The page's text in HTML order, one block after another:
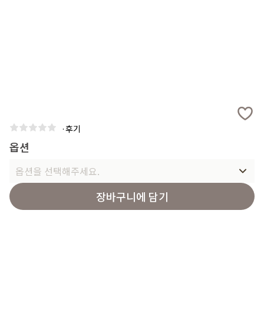
·후기
옵션
옵션을 선택해주세요.
장바구니에 담기